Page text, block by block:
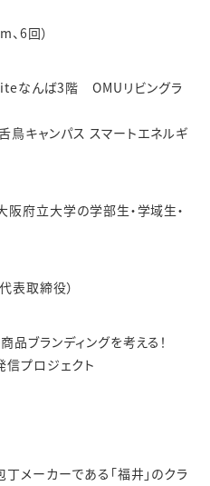
、6回）
なんば3階 OMUリビングラ
キャンパス スマートエネルギ
府立大学の学部生・学域生・
表取締役）
ブランディングを考える！
信プロジェクト
メーカーである「福井」のクラ